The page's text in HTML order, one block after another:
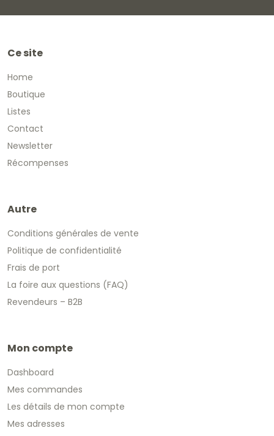
Ce site
Home
Boutique
Listes
Contact
Newsletter
Récompenses
Autre
Conditions générales de vente
Politique de confidentialité
Frais de port
La foire aux questions (FAQ)
Revendeurs – B2B
Mon compte
Dashboard
Mes commandes
Les détails de mon compte
Mes adresses